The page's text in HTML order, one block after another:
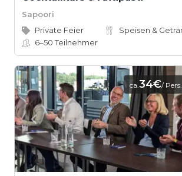
Sapoori
Private Feier
6–50Teilnehmer
ca.34€/ Pers.